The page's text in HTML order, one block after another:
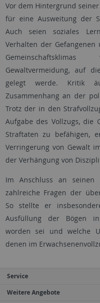
Vor dem Hintergrund
für eine Ausweitung der
Auch seien soziales
Verhalten der
Gewaltvermeidung, auf
gelegt werde. Kritik
Zusammenhang an der
Trotz der in den
Aufgabe des Vollzugs, die
Straftaten zu befähigen,
Verringerung von Gewalt
der Verhängung von
Im Anschluss an seinen
zahlreiche Fragen der
So stellte er
Ausfüllung der Bögen
worden sei und welche
denen im
Service
Weitere Angebote